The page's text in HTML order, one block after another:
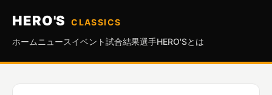
HERO'S
CLASSICS
ホーム ニュースイベント試合結果選手HERO'Sとは